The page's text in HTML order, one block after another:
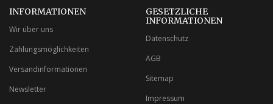
INFORMATIONEN
Wir über uns
Zahlungsmöglichkeiten
Versandinformationen
Newsletter
GESETZLICHE
INFORMATIONEN
Datenschutz
AGB
Sitemap
Impressum